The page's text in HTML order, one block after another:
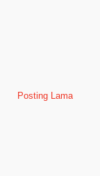
Posting Lama